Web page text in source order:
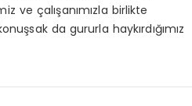
ve çalışanımızla birlikte
da gururla haykırdığımız